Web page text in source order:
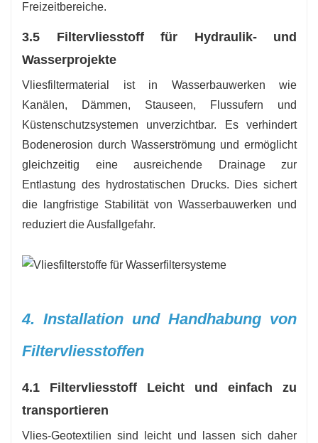
Freizeitbereiche.
3.5 Filtervliesstoff für Hydraulik- und
Wasserprojekte
Vliesfiltermaterial ist in Wasserbauwerken wie
Kanälen, Dämmen, Stauseen, Flussufern und
Küstenschutzsystemen unverzichtbar. Es verhindert
Bodenerosion durch Wasserströmung und ermöglicht
gleichzeitig eine ausreichende Drainage zur
Entlastung des hydrostatischen Drucks. Dies sichert
die langfristige Stabilität von Wasserbauwerken und
reduziert die Ausfallgefahr.
4. Installation und Handhabung von
Filtervliesstoffen
4.1 Filtervliesstoff Leicht und einfach zu
transportieren
Vlies-Geotextilien sind leicht und lassen sich daher